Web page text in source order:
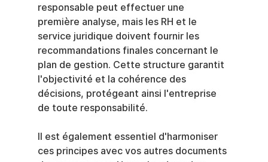
responsable peut effectuer une
première analyse, mais les RH et le
service juridique doivent fournir les
recommandations finales concernant le
plan de gestion. Cette structure garantit
l'objectivité et la cohérence des
décisions, protégeant ainsi l'entreprise
de toute responsabilité.
Il est également essentiel d'harmoniser
ces principes avec vos autres documents